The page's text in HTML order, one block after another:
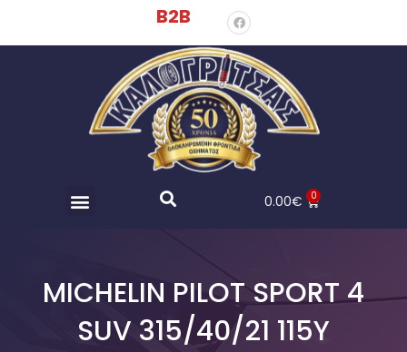
B2B
0.00€ 0
MICHELIN PILOT SPORT 4
SUV 315/40/21 115Y